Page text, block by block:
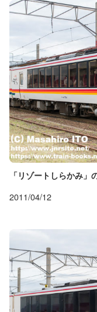
「リゾートしらかみ
2011/04/12